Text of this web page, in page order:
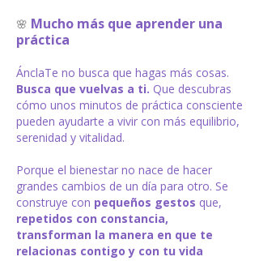
🌸 Mucho más que aprender una
práctica
ÁnclaTe no busca que hagas más cosas.
Busca que vuelvas a ti. ​ Que descubras
cómo unos minutos de práctica consciente
pueden ayudarte a vivir con más equilibrio,
serenidad y vitalidad.
Porque el bienestar no nace de hacer
grandes cambios de un día para otro. Se
construye con pequeños gestos que,
repetidos con constancia,
transforman la manera en que te
relacionas contigo y con tu vida